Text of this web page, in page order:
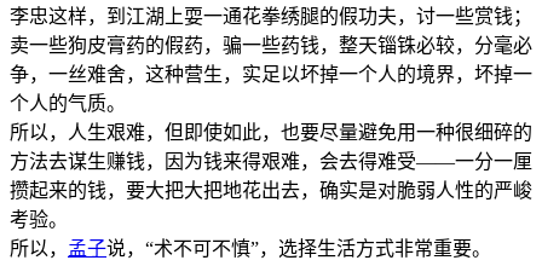
李忠这样，到江湖上耍一通花拳绣腿的假功夫，讨一些赏钱；
卖一些狗皮膏药的假药，骗一些药钱，整天锱铢必较，分毫必
争，一丝难舍，这种营生，实足以坏掉一个人的境界，坏掉一
个人的气质。
所以，人生艰难，但即使如此，也要尽量避免用一种很细碎的
方法去谋生赚钱，因为钱来得艰难，会去得难受——一分一厘
攒起来的钱，要大把大把地花出去，确实是对脆弱人性的严峻
考验。
所以， 孟子说，“术不可不慎”，选择生活方式非常重要。